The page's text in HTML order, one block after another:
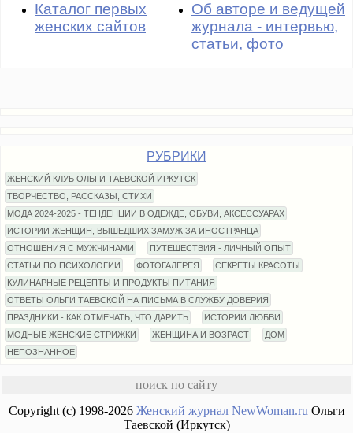
Каталог первых
женских сайтов
Об авторе и ведущей
журнала - интервью,
статьи, фото
РУБРИКИ
ЖЕНСКИЙ КЛУБ ОЛЬГИ ТАЕВСКОЙ ИРКУТСК
ТВОРЧЕСТВО, РАССКАЗЫ, СТИХИ
МОДА 2024-2025 - ТЕНДЕНЦИИ В ОДЕЖДЕ, ОБУВИ, АКСЕССУАРАХ
ИСТОРИИ ЖЕНЩИН, ВЫШЕДШИХ ЗАМУЖ ЗА ИНОСТРАНЦА
ОТНОШЕНИЯ С МУЖЧИНАМИ
ПУТЕШЕСТВИЯ - ЛИЧНЫЙ ОПЫТ
СТАТЬИ ПО ПСИХОЛОГИИ
ФОТОГАЛЕРЕЯ
СЕКРЕТЫ КРАСОТЫ
КУЛИНАРНЫЕ РЕЦЕПТЫ И ПРОДУКТЫ ПИТАНИЯ
ОТВЕТЫ ОЛЬГИ ТАЕВСКОЙ НА ПИСЬМА В СЛУЖБУ ДОВЕРИЯ
ПРАЗДНИКИ - КАК ОТМЕЧАТЬ, ЧТО ДАРИТЬ
ИСТОРИИ ЛЮБВИ
МОДНЫЕ ЖЕНСКИЕ СТРИЖКИ
ЖЕНЩИНА И ВОЗРАСТ
ДОМ
НЕПОЗНАННОЕ
Copyright (c) 1998-2026 Женский журнал NewWoman.ru Ольги
Таевской (Иркутск)